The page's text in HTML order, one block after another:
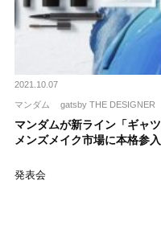
2021.10.07
マンダム gatsby THE DESIGNER
マンダムが新ライン「ギャ
メンズメイク市場に本格参
発表会